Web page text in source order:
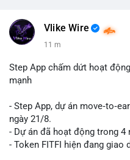
Vlike Wire
11 m
Step App chấm dứt hoạt
mạnh
- Step App, dự án
ngày 21/8.
- Dự án đã hoạt động trong
- Token FITFI hiện đang giao